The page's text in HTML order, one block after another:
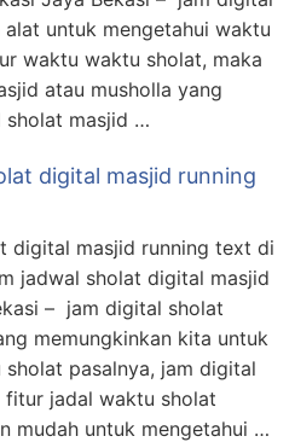
untuk mengetahui waktu
waktu waktu sholat, maka
atau musholla yang
sholat masjid …
digital masjid running
digital masjid running text di
jadwal sholat digital masjid
– jam digital sholat
memungkinkan kita untuk
pasalnya, jam digital
jadal waktu sholat
mudah untuk mengetahui …